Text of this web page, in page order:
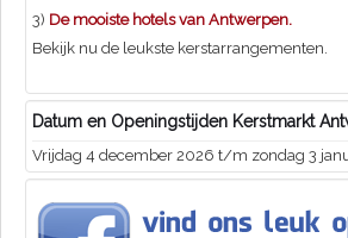
3) De mooiste hotels van Antwerpen.
Bekijk nu de leukste kerstarrangementen.
Datum en Openingstijden Kerstmarkt
Vrijdag 4 december 2026 t/m zondag 3